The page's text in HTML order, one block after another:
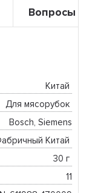
Вопросы
Китай
Для мясорубок
Bosch, Siemens
Китай
30 г
11